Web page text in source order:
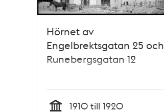
Hörnet av
Engelbrektsgatan 25 och
Runebergsgatan 12
1910 till 1920